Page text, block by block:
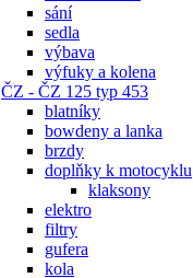
sání
sedla
výbava
výfuky a kolena
ČZ - ČZ 125 typ 453
blatníky
bowdeny a lanka
brzdy
doplňky k motocyklu
klaksony
elektro
filtry
gufera
kola